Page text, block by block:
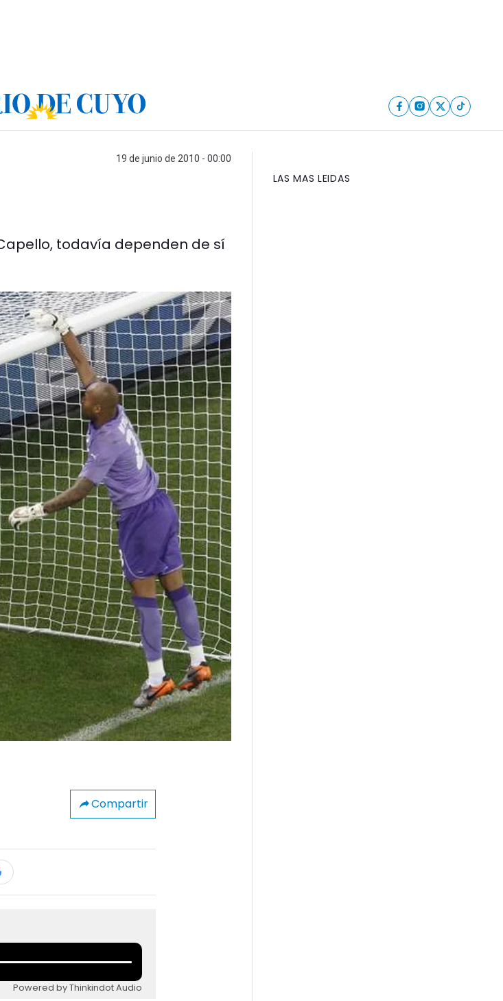
19 de junio de 2010 - 00:00
todavía dependen de sí
Compartir
Powered by Thinkindot Audio
LAS MAS LEIDAS